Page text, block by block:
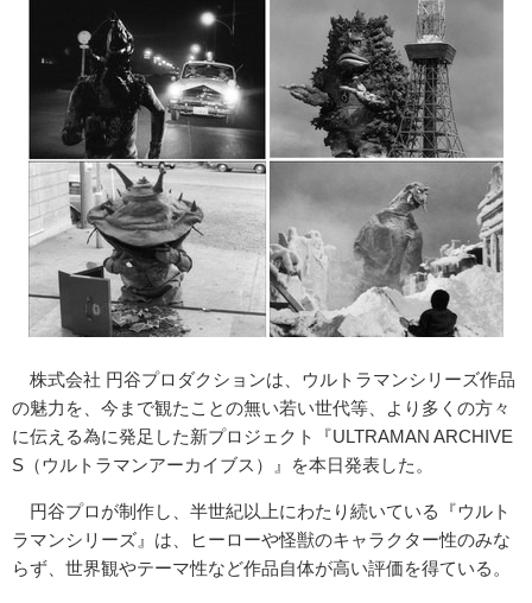
株式会社 円谷プロダクションは、ウルトラマンシリーズ作品
の魅力を、今まで観たことの無い若い世代等、より多くの方々
に伝える為に発足した新プロジェクト『ULTRAMAN ARCHIVE
S（ウルトラマンアーカイブス）』を本日発表した。
円谷プロが制作し、半世紀以上にわたり続いている『ウルト
ラマンシリーズ』は、ヒーローや怪獣のキャラクター性のみな
らず、世界観やテーマ性など作品自体が高い評価を得ている。